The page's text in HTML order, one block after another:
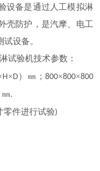
设备是通过人工模拟淋
壳防护，是汽摩、电工
设备。
试验机技术参数：
H×D ）㎜； 800×800×800
㎜.
零件进行试验)